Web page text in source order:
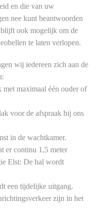
en die van uw
nee kunt beantwoorden
ook mogelijk om de
te laten verlopen.
wij iedereen zich aan de
maximaal één ouder of
voor de afspraak bij ons
in de wachtkamer.
er continu 1,5 meter
Elst: De hal wordt
een tijdelijke uitgang.
zijn in het